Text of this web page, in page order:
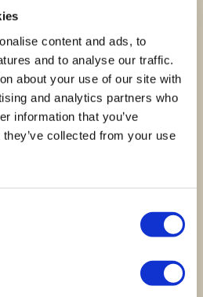
content and ads, to
and to analyse our traffic.
about your use of our site with
and analytics partners who
information that you’ve
collected from your use
Gastronómica
Premium &
Harmonização de
Cocktails
345,00€